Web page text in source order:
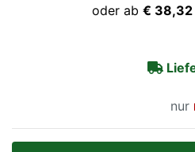
oder ab € 38,32
nur